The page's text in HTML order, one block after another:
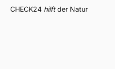
CHECK24 hilftder Natur